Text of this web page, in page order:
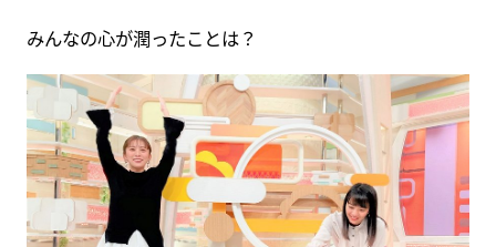
みんなの心が潤ったことは？